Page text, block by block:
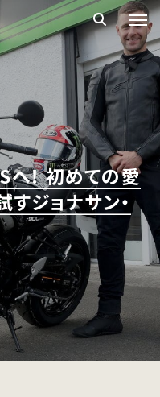
！ 初めての愛
ジョナサン・